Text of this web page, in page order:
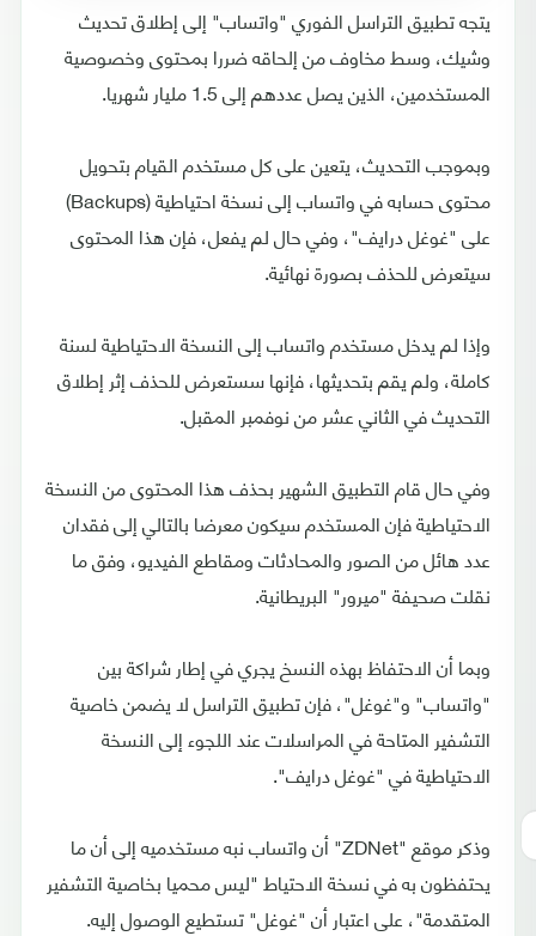
يتجه تطبيق التراسل الفوري "واتساب" إلى إطلاق تحديث
وشيك، وسط مخاوف من إلحاقه ضررا بمحتوى وخصوصية
المستخدمين، الذين يصل عددهم إلى 1.5 مليار شهريا.
وبموجب التحديث، يتعين على كل مستخدم القيام بتحويل
محتوى حسابه في واتساب إلى نسخة احتياطية (Backups)
على "غوغل درايف"، وفي حال لم يفعل، فإن هذا المحتوى
سيتعرض للحذف بصورة نهائية.
وإذا لم يدخل مستخدم واتساب إلى النسخة الاحتياطية لسنة
كاملة، ولم يقم بتحديثها، فإنها سستعرض للحذف إثر إطلاق
التحديث في الثاني عشر من نوفمبر المقبل.
وفي حال قام التطبيق الشهير بحذف هذا المحتوى من النسخة
الاحتياطية فإن المستخدم سيكون معرضا بالتالي إلى فقدان
عدد هائل من الصور والمحادثات ومقاطع الفيديو، وفق ما
نقلت صحيفة "ميرور" البريطانية.
وبما أن الاحتفاظ بهذه النسخ يجري في إطار شراكة بين
"واتساب" و"غوغل"، فإن تطبيق التراسل لا يضمن خاصية
التشفير المتاحة في المراسلات عند اللجوء إلى النسخة
الاحتياطية في "غوغل درايف".
وذكر موقع "ZDNet" أن واتساب نبه مستخدميه إلى أن ما
يحتفظون به في نسخة الاحتياط "ليس محميا بخاصية التشفير
المتقدمة"، على اعتبار أن "غوغل" تستطيع الوصول إليه.